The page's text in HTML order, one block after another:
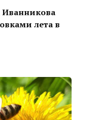
Иванникова
лета в